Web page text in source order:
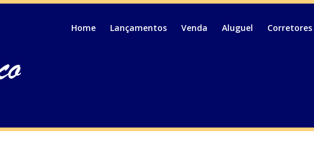
Home Lançamentos Venda Aluguel Corretores